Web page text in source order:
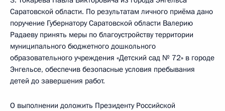
Саратовской области. По результатам личного приёма дано
поручение Губернатору Саратовской области Валерию
Радаеву принять меры по благоустройству территории
муниципального бюджетного дошкольного
образовательного учреждения «Детский сад № 72» в городе
Энгельсе, обеспечив безопасные условия пребывания
детей до завершения работ.
О выполнении доложить Президенту Российской